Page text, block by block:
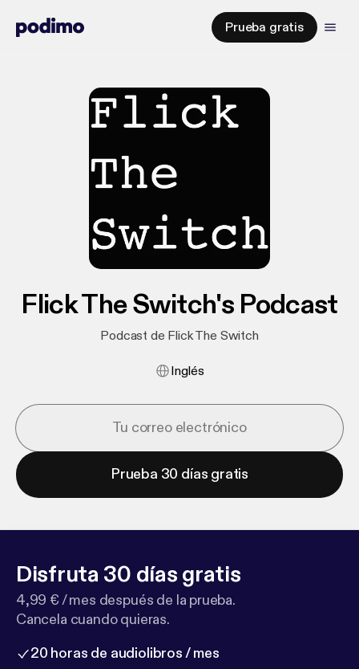
Prueba gratis
Flick The Switch's Podcast
Podcast de Flick The Switch
Inglés
Prueba 30 días gratis
Disfruta 30 días gratis
4,99 € / mes después de la prueba.
Cancela cuando quieras.
20 horas de audiolibros / mes